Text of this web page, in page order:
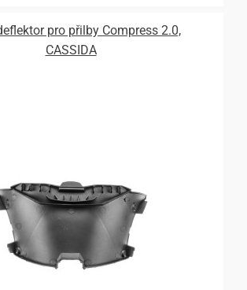
pro přilby Compress 2.0,
CASSIDA